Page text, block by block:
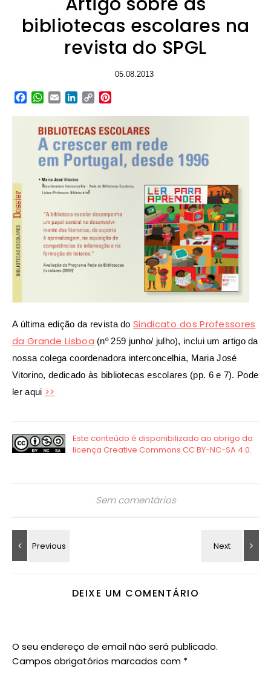
bibliotecas escolares na
revista do SPGL
05.08.2013
Facebook
WhatsApp
EmailLinkedIn
Copy
A última edição da revista do Sindicato dos Professores
da Grande Lisboa (nº 259 junho/ julho), inclui um artigo da
nossa colega coordenadora interconcelhia, Maria José
Vitorino, dedicado às bibliotecas escolares (pp. 6 e 7). Pode
ler aqui >>
Sem comentários
DEIXE UM COMENTÁRIO
O seu endereço de email não será publicado.
Campos obrigatórios marcados com *